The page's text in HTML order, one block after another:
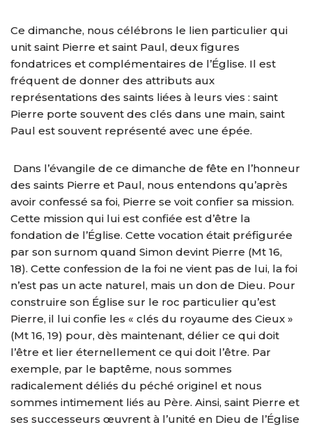
Ce dimanche, nous célébrons le lien particulier qui
unit saint Pierre et saint Paul, deux figures
fondatrices et complémentaires de l’Église. Il est
fréquent de donner des attributs aux
représentations des saints liées à leurs vies : saint
Pierre porte souvent des clés dans une main, saint
Paul est souvent représenté avec une épée.
Dans l’évangile de ce dimanche de fête en l’honneur
des saints Pierre et Paul, nous entendons qu’après
avoir confessé sa foi, Pierre se voit confier sa mission.
Cette mission qui lui est confiée est d’être la
fondation de l’Église. Cette vocation était préfigurée
par son surnom quand Simon devint Pierre (Mt 16,
18). Cette confession de la foi ne vient pas de lui, la foi
n’est pas un acte naturel, mais un don de Dieu. Pour
construire son Église sur le roc particulier qu’est
Pierre, il lui confie les « clés du royaume des Cieux »
(Mt 16, 19) pour, dès maintenant, délier ce qui doit
l’être et lier éternellement ce qui doit l’être. Par
exemple, par le baptême, nous sommes
radicalement déliés du péché originel et nous
sommes intimement liés au Père. Ainsi, saint Pierre et
ses successeurs œuvrent à l’unité en Dieu de l’Église